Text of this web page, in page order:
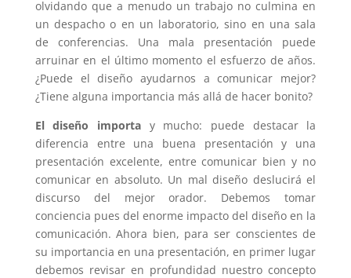
olvidando que a menudo un trabajo no culmina en
un despacho o en un laboratorio, sino en una sala
de conferencias. Una mala presentación puede
arruinar en el último momento el esfuerzo de años.
¿Puede el diseño ayudarnos a comunicar mejor?
¿Tiene alguna importancia más allá de hacer bonito?
El diseño importa y mucho: puede destacar la
diferencia entre una buena presentación y una
presentación excelente, entre comunicar bien y no
comunicar en absoluto. Un mal diseño deslucirá el
discurso del mejor orador. Debemos tomar
conciencia pues del enorme impacto del diseño en la
comunicación. Ahora bien, para ser conscientes de
su importancia en una presentación, en primer lugar
debemos revisar en profundidad nuestro concepto